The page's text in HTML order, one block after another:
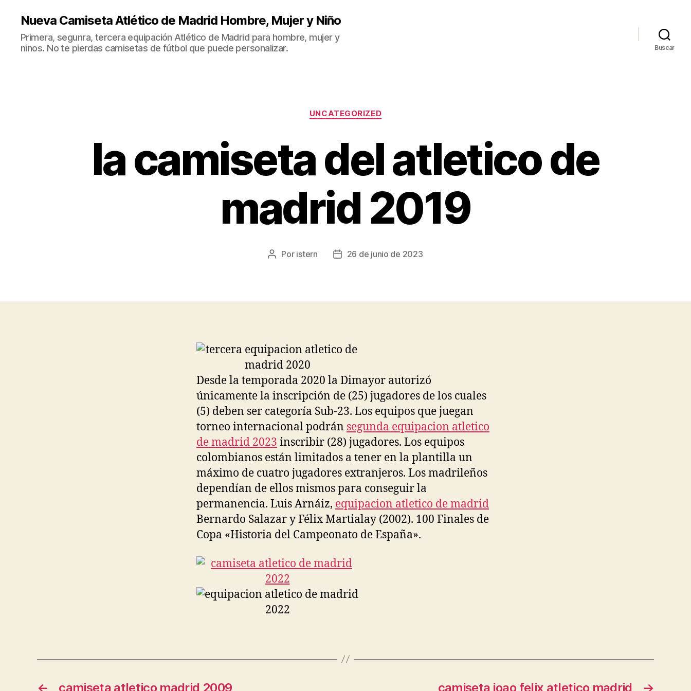
Nueva Camiseta Atlético de Madrid Hombre, Mujer y Niño
Primera, segunra, tercera equipación Atlético de Madrid para hombre, mujer y
ninos. No te pierdas camisetas de fútbol que puede personalizar.
Buscar
Categorías
UNCATEGORIZED
la camiseta del atletico de
madrid 2019
Autor
Por istern
Fecha26 de junio de 2023
Desde la temporada 2020 la Dimayor autorizó
únicamente la inscripción de (25) jugadores de los cuales
(5) deben ser categoría Sub-23. Los equipos que juegan
torneo internacional podrán segunda equipacion atletico
de madrid 2023 inscribir (28) jugadores. Los equipos
colombianos están limitados a tener en la plantilla un
máximo de cuatro jugadores extranjeros. Los madrileños
dependían de ellos mismos para conseguir la
permanencia. Luis Arnáiz, equipacion atletico de madrid
Bernardo Salazar y Félix Martialay (2002). 100 Finales de
Copa «Historia del Campeonato de España».
← camiseta atletico madrid 2009 →
camiseta joao felix atletico madrid